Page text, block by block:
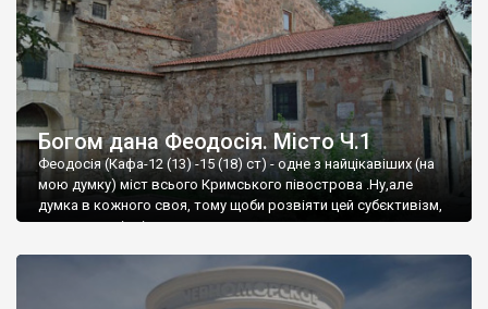
Богом дана Феодосія. Місто Ч.1
Феодосія (Кафа-12 (13) -15 (18) ст) - одне з найцікавіших (на
мою думку) міст всього Кримського півострова .Ну,але
думка в кожного своя, тому щоби розвіяти цей субєктивізм,
запрошую відвідати це